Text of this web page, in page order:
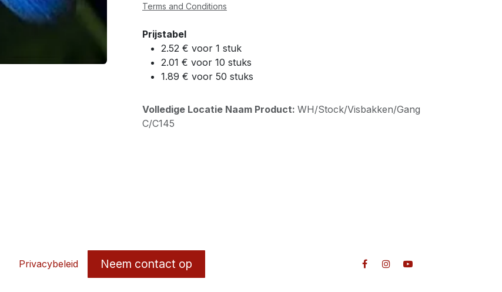
Terms and Conditions
Prijstabel
2.52 € voor 1 stuk
2.01 € voor 10 stuks
1.89 € voor 50 stuks
Volledige Locatie Naam Product: WH/Stock/Visbakken/Gang
C/C145
Privacybeleid Neem contact op